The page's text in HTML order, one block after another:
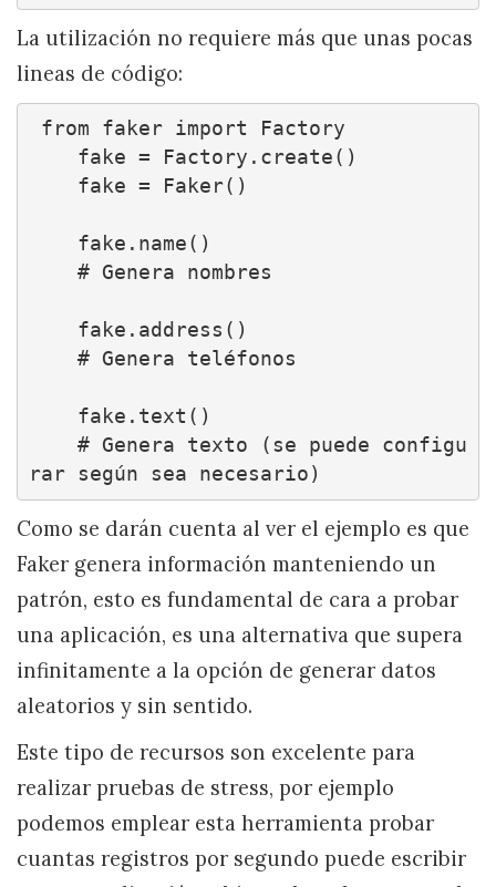
La utilización no requiere más que unas pocas
lineas de código:
rar según sea necesario)
Como se darán cuenta al ver el ejemplo es que
Faker genera información manteniendo un
patrón, esto es fundamental de cara a probar
una aplicación, es una alternativa que supera
infinitamente a la opción de generar datos
aleatorios y sin sentido.
Este tipo de recursos son excelente para
realizar pruebas de stress, por ejemplo
podemos emplear esta herramienta probar
cuantas registros por segundo puede escribir